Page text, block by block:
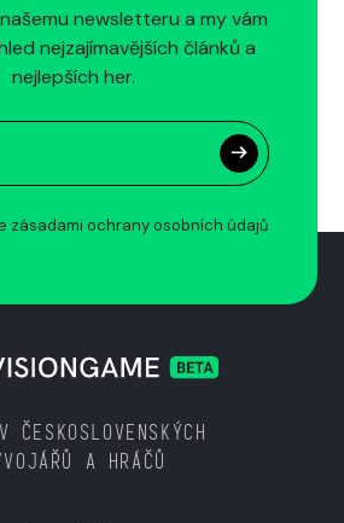
newsletteru a my vám
nejzajímavějších článků a
nejlepších her.
zásadami ochrany osobních údajů
ČESKOSLOVENSKÝCH
A HRÁČŮ